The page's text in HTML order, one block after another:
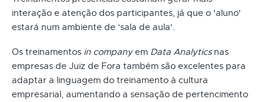
interação e atenção dos participantes, já que o 'aluno'
estará num ambiente de ‘sala de aula'.
Os treinamentos in companyem Data Analyticsnas
empresas de Juiz de Fora também são excelentes para
adaptar a linguagem do treinamento à cultura
empresarial, aumentando a sensação de pertencimento